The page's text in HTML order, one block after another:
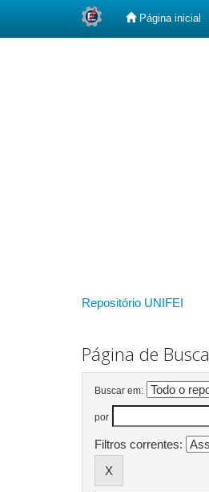
Página inicial
Repositório UNIFEI
Página de Busca
Buscar em:
por
Filtros correntes: